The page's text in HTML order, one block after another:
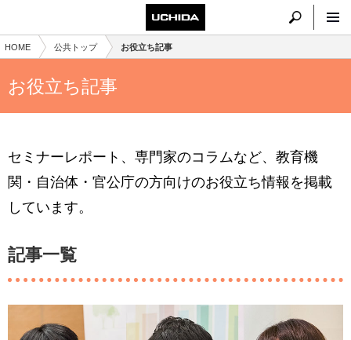
HOME 公共トップ お役立ち記事
お役立ち記事
セミナーレポート、専門家のコラムなど、教育機
関・自治体・官公庁の方向けのお役立ち情報を掲載
しています。
記事一覧